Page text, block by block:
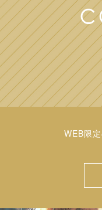
WEB限